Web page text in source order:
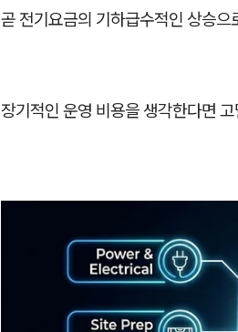
곧 전기요금의 기하급수적인 상승으
장기적인 운영 비용을 생각한다면